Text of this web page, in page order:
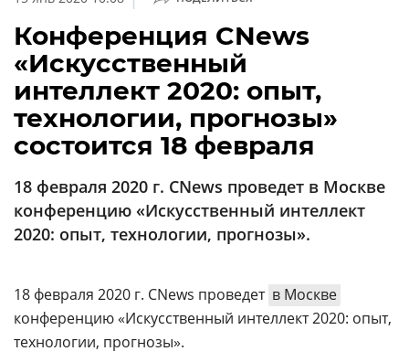
кабинет
О
проекте
CNews
Аналитика
Конференции
Техника
Об
издании
Max
Конференция CNews
«Искусственный
интеллект 2020: опыт,
технологии, прогнозы»
состоится 18 февраля
18 февраля 2020 г. CNews проведет в Москве
конференцию «Искусственный интеллект
2020: опыт, технологии, прогнозы».
18 февраля 2020 г. CNews проведет в Москве
конференцию «Искусственный интеллект 2020: опыт,
технологии, прогнозы».